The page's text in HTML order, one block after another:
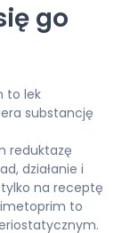
go
to lek
substancję
reduktazę
działanie i
na receptę
to